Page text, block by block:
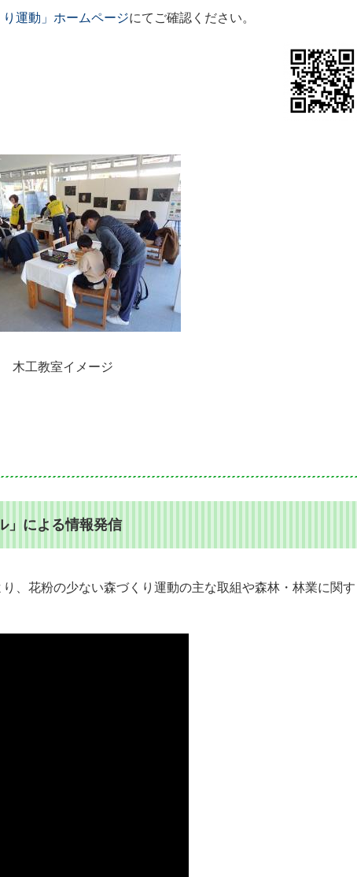
り運動」ホームページにてご確認ください。
木工教室イメージ
」による情報発信
り、花粉の少ない森づくり運動の主な取組や森林・林業に関す